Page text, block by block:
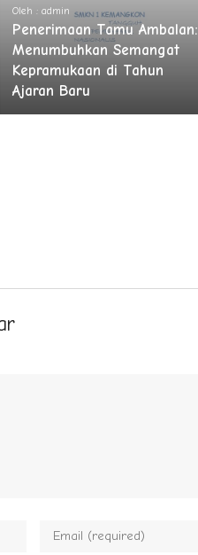
Oleh : admin
Penerimaan Tamu Ambalan:
Menumbuhkan Semangat
Kepramukaan di Tahun
Ajaran Baru